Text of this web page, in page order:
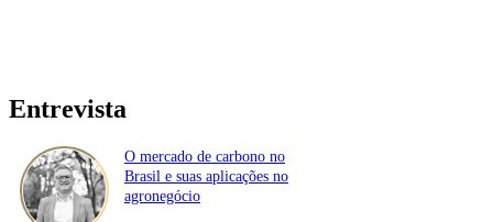
Entrevista
O mercado de carbono no
Brasil e suas aplicações no
agronegócio